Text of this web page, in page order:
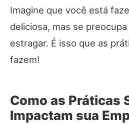
Imagine que você está
deliciosa, mas se
estragar. É isso que as
fazem!
Como as Práticas
Impactam sua